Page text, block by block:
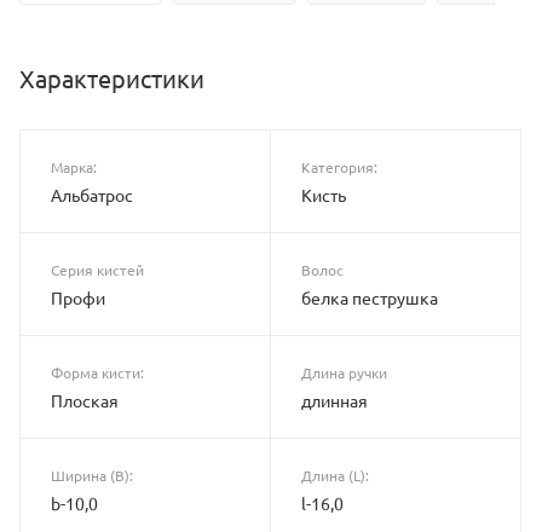
Характеристики
Марка:
Альбатрос
Категория:
Кисть
Серия кистей
Профи
Волос
белка пеструшка
Форма кисти:
Плоская
Длина ручки
длинная
Ширина (B):
b-10,0
Длина (L):
l-16,0